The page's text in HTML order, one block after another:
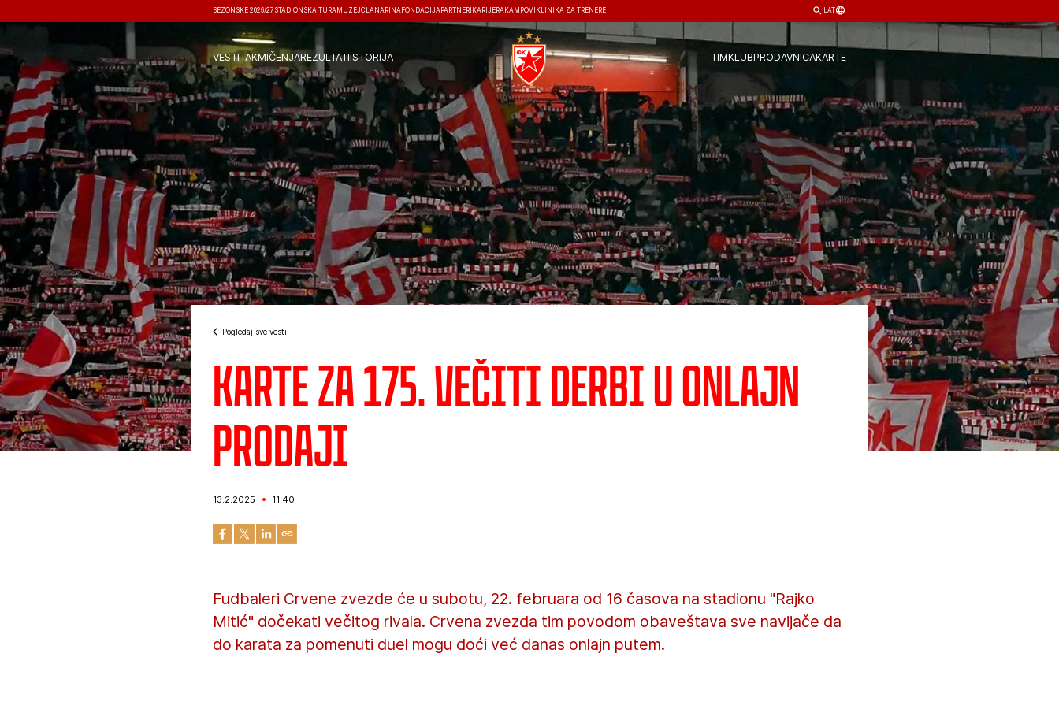
SEZONSKE 2026/27 STADIONSKA TURA MUZEJČLANARINA FONDACIJA PARTNERI KARIJERA KAMPOVI KLINIKA ZA TRENERE LAT
VESTITAKMIČENJAREZULTATIISTORIJA TIMKLUBPRODAVNICAKARTE
Pogledaj sve vesti
Karte za 175. večiti derbi u onlajn
prodaji
13.2.2025 11:40
Fudbaleri Crvene zvezde će u subotu, 22. februara od 16 časova na stadionu "Rajko
Mitić" dočekati večitog rivala. Crvena zvezda tim povodom obaveštava sve navijače da
do karata za pomenuti duel mogu doći već danas onlajn putem.